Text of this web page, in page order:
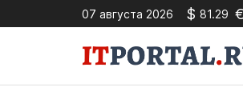
07 августа 2026 $ 81.29 €